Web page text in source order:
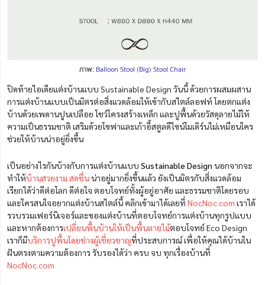
ภาพ: Balloon Stool (Big) Stool Chair
ปิดท้ายไอเดียแต่งบ้านแบบ Sustainable Design วันนี้ ด้วยการผสมผสาน
การแต่งบ้านแบบเป็นมิตรต่อสิ่งแวดล้อมให้เข้ากับสไตล์ลอฟท์ โดยตกแต่ง
บ้านด้วยเพดานปูนเปลือย โชว์โครงสร้างเหล็ก และปูพื้นด้วยวัสดุลายไม้ให้
ความเป็นธรรมชาติ เสริมด้วยโซฟาและเก้าอี้สตูลดีไซน์โมเดิร์นไม่เหมือนใคร
ช่วยให้บ้านน่าอยู่ยิ่งขึ้น
เป็นอย่างไรกันบ้างกับการแต่งบ้านแบบ Sustainable Design นอกจากจะ
ทำให้บ้านสวยงาม สดชื่นน่าอยู่มากยิ่งขึ้นแล้ว ยังเป็นมิตรกับสิ่งแวดล้อม
เรียกได้ว่าดีต่อโลก ดีต่อใจ ตอบโจทย์ทั้งผู้อยู่อาศัย และธรรมชาติโดยรอบ
และใครสนใจอยากแต่งบ้านสไตล์นี้ คลิกเข้ามาได้เลยที่ NocNoc.com เราได้
รวบรวมเฟอร์นิเจอร์และของแต่งบ้านที่ตอบโจทย์การแต่งบ้านทุกรูปแบบ
และหากต้องการเปลี่ยนพื้นบ้านให้เป็นพื้นลายไม้ตอบโจทย์ Eco Design
เราก็มีบริการปูพื้นโดยช่างผู้เชี่ยวชาญที่ประสบการณ์ เพื่อให้คุณได้บ้านใน
ฝันตรงตามความต้องการ รับรองได้ว่า ครบ จบ ทุกเรื่องบ้านที่
NocNoc.com